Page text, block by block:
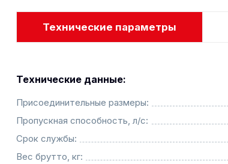
Технические параметры
Технические данные:
Присоединительные размеры:
Пропускная способность, л/с:
Срок службы:
Вес брутто, кг: